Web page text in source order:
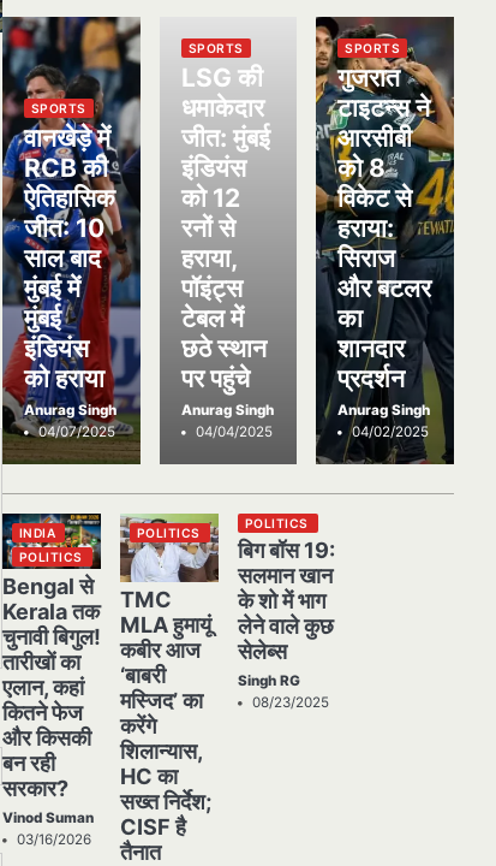
SPORTS
वानखेड़े में
RCB की
ऐतिहासिक
जीत: 10
साल बाद
मुंबई में
मुंबई
इंडियंस
को हराया
Anurag Singh
04/07/2025
SPORTS
LSG की
धमाकेदार
जीत: मुंबई
इंडियंस
को 12
रनों से
हराया,
पॉइंट्स
टेबल में
छठे स्थान
पर पहुंचे
Anurag Singh
04/04/2025
SPORTS
गुजरात
टाइटन्स ने
आरसीबी
को 8
विकेट से
हराया:
सिराज
और बटलर
का
शानदार
प्रदर्शन
Anurag Singh
04/02/2025
INDIA
POLITICS
Bengal से
Kerala तक
चुनावी बिगुल!
तारीखों का
एलान, कहां
कितने फेज
और किसकी
बन रही
सरकार?
Vinod Suman
03/16/2026
POLITICS
TMC
MLA हुमायूं
कबीर आज
‘बाबरी
मस्जिद’ का
करेंगे
शिलान्यास,
HC का
सख्त निर्देश;
CISF है
तैनात
POLITICS
बिग बॉस 19:
सलमान खान
के शो में भाग
लेने वाले कुछ
सेलेब्स
Singh RG
08/23/2025